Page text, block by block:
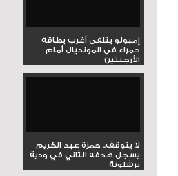
إمبولو يتلقى أغرب بطاقة
حمراء في المونديال أمام
الأرجنتين
لا يتوقف.. حمزة عبد الكريم
يسجل هدفه الثاني في ودية
برشلونة